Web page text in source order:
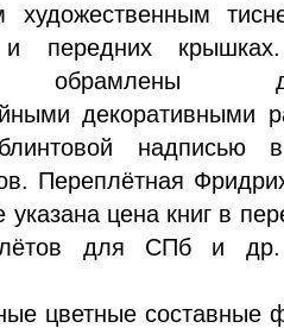
художественным
и передних
обрамлены
декоративными
надписью
Переплётная
цена книг в
для СПб и др.
цветные составные